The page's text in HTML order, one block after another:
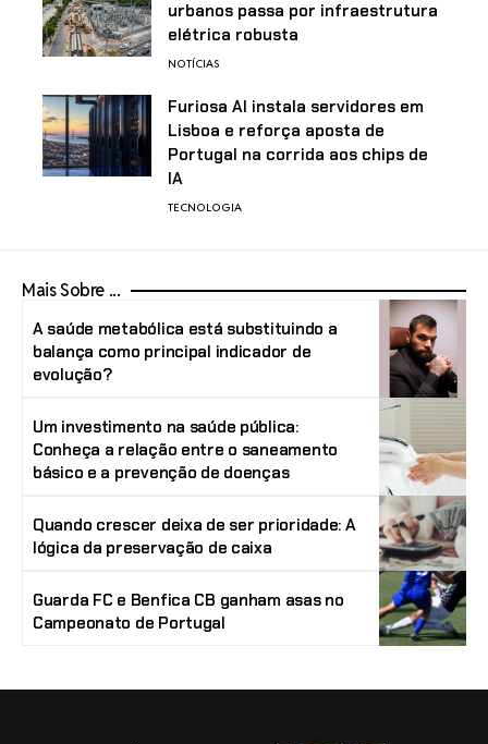
urbanos passa por infraestrutura
elétrica robusta
NOTÍCIAS
Furiosa AI instala servidores em
Lisboa e reforça aposta de
Portugal na corrida aos chips de
IA
TECNOLOGIA
Mais Sobre ...
A saúde metabólica está substituindo a
balança como principal indicador de
evolução?
Um investimento na saúde pública:
Conheça a relação entre o saneamento
básico e a prevenção de doenças
Quando crescer deixa de ser prioridade: A
lógica da preservação de caixa
Guarda FC e Benfica CB ganham asas no
Campeonato de Portugal